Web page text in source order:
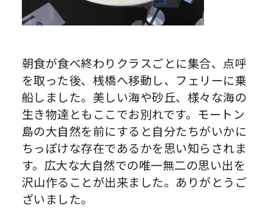
朝食が食べ終わりクラスごとに集合、点呼
を取った後、桟橋へ移動し、フェリーに乗
船しました。美しい海や砂丘、様々な海の
生き物達ともここでお別れです。モートン
島の大自然を前にすると自分たちがいかに
ちっぽけな存在であるかを思い知らされま
す。広大な大自然での唯一無二の思い出を
沢山作ることが出来ました。ありがとうご
ざいました。